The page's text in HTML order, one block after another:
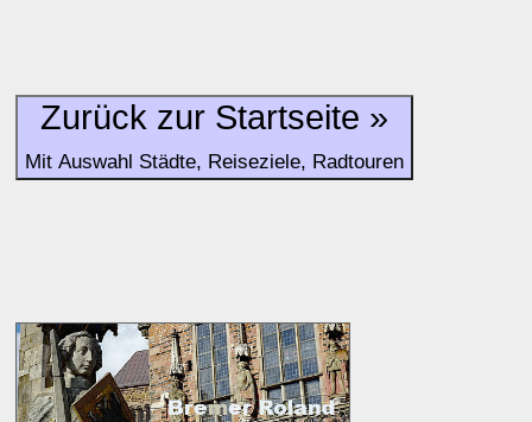
Zurück zur Startseite »
Mit Auswahl Städte, Reiseziele, Radtouren